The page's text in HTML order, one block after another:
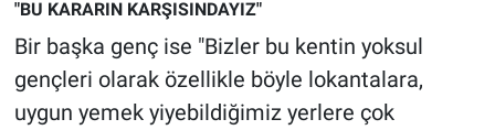
"BU KARARIN KARŞISINDAYIZ"
Bir başka genç ise "Bizler bu kentin yoksul
gençleri olarak özellikle böyle lokantalara,
uygun yemek yiyebildiğimiz yerlere çok